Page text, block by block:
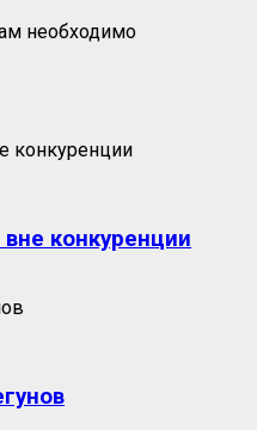
необходимо
конкуренции